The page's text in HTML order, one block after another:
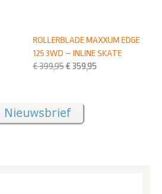
ROLLERBLADE MAXXUM EDGE
125 3WD – INLINE SKATE
€399,95€ 359,95